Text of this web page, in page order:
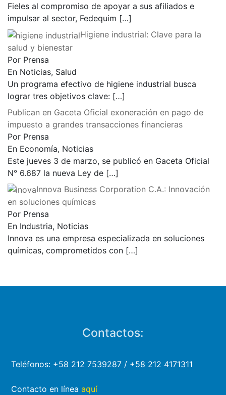
Fieles al compromiso de apoyar a sus afiliados e
impulsar al sector, Fedequim […]
Higiene industrial: Clave para la
salud y bienestar
Por Prensa
En Noticias, Salud
Un programa efectivo de higiene industrial busca
lograr tres objetivos clave: […]
Publican en Gaceta Oficial exoneración en pago de
impuesto a grandes transacciones financieras
Por Prensa
En Economía, Noticias
Este jueves 3 de marzo, se publicó en Gaceta Oficial
N° 6.687 la nueva Ley de […]
Innova Business Corporation C.A.: Innovación
en soluciones químicas
Por Prensa
En Industria, Noticias
Innova es una empresa especializada en soluciones
químicas, comprometidos con […]
Contactos:
Teléfonos: +58 212 7539287 / +58 212 4171311
Contacto en líneaaquí